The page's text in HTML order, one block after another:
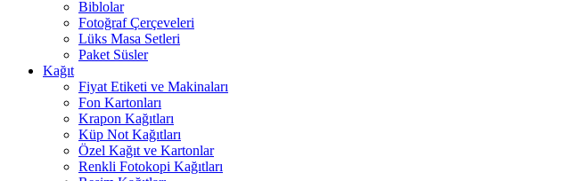
Biblolar
Fotoğraf Çerçeveleri
Lüks Masa Setleri
Paket Süsler
Kağıt
Fiyat Etiketi ve Makinaları
Fon Kartonları
Krapon Kağıtları
Küp Not Kağıtları
Özel Kağıt ve Kartonlar
Renkli Fotokopi Kağıtları